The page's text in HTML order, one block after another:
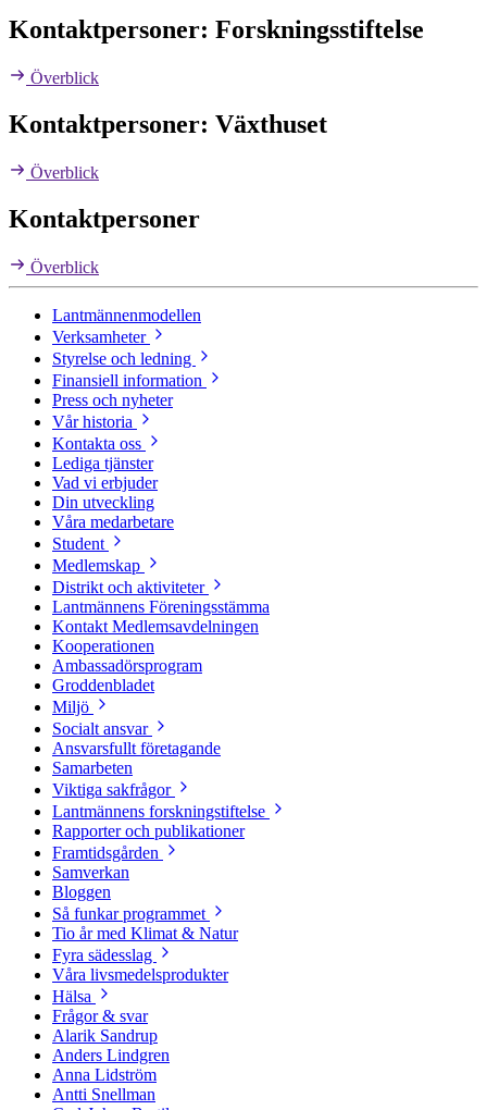
Kontaktpersoner: Forskningsstiftelse
Överblick
Kontaktpersoner: Växthuset
Överblick
Kontaktpersoner
Överblick
Lantmännenmodellen
Verksamheter
Styrelse och ledning
Finansiell information
Press och nyheter
Vår historia
Kontakta oss
Lediga tjänster
Vad vi erbjuder
Din utveckling
Våra medarbetare
Student
Medlemskap
Distrikt och aktiviteter
Lantmännens Föreningsstämma
Kontakt Medlemsavdelningen
Kooperationen
Ambassadörsprogram
Groddenbladet
Miljö
Socialt ansvar
Ansvarsfullt företagande
Samarbeten
Viktiga sakfrågor
Lantmännens forskningstiftelse
Rapporter och publikationer
Framtidsgården
Samverkan
Bloggen
Så funkar programmet
Tio år med Klimat & Natur
Fyra sädesslag
Våra livsmedelsprodukter
Hälsa
Frågor & svar
Alarik Sandrup
Anders Lindgren
Anna Lidström
Antti Snellman